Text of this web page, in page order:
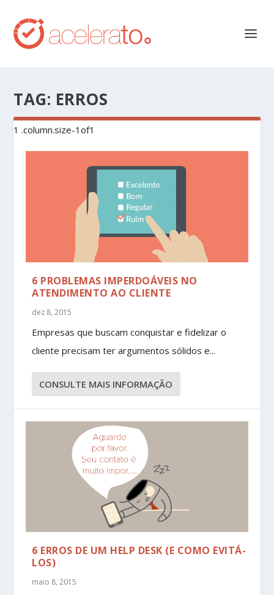
TAG: ERROS
6 PROBLEMAS IMPERDOÁVEIS NO
ATENDIMENTO AO CLIENTE
dez 8, 2015
Empresas que buscam conquistar e fidelizar o
cliente precisam ter argumentos sólidos e...
CONSULTE MAIS INFORMAÇÃO
6 ERROS DE UM HELP DESK (E COMO EVITÁ-
LOS)
maio 8, 2015